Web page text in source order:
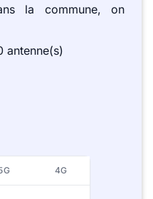
la commune, on
antenne(s)
4G